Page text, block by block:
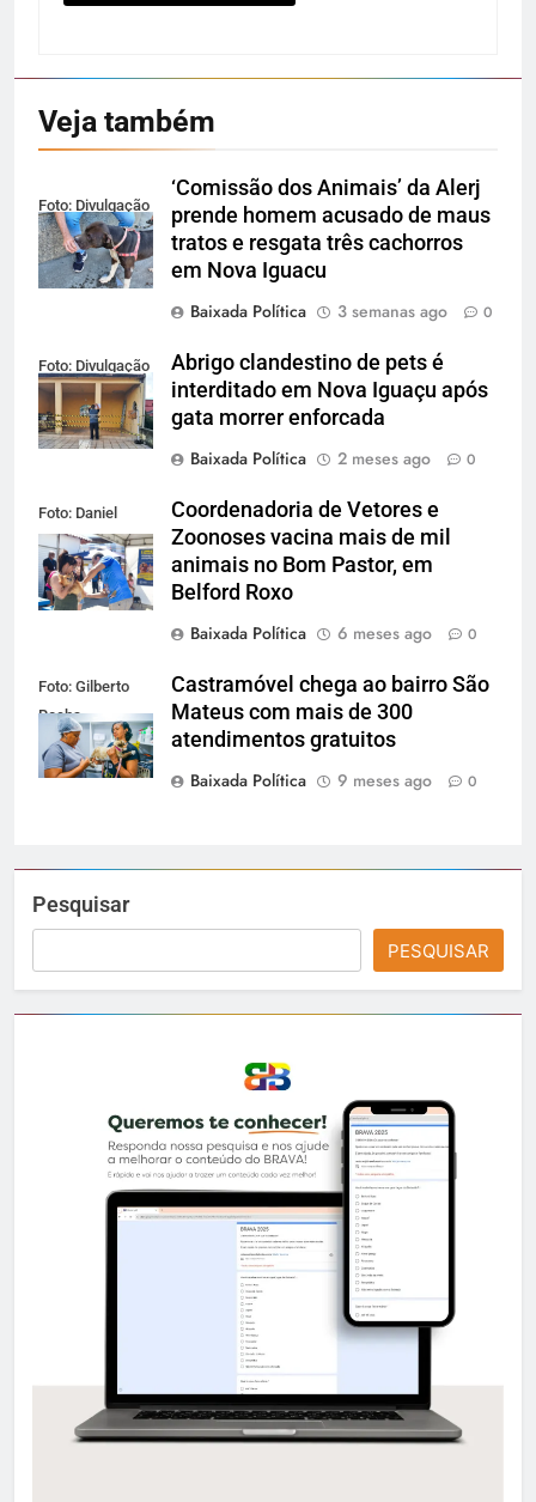
Veja também
Foto: Divulgação
‘Comissão dos Animais’ da Alerj
prende homem acusado de maus
tratos e resgata três cachorros
em Nova Iguacu
Baixada Política
3 semanas ago 0
Foto: Divulgação
Abrigo clandestino de pets é
interditado em Nova Iguaçu após
gata morrer enforcada
Baixada Política
2 meses ago 0
Foto: Daniel
Santos
Coordenadoria de Vetores e
Zoonoses vacina mais de mil
animais no Bom Pastor, em
Belford Roxo
Baixada Política
6 meses ago 0
Foto: Gilberto
Rocha
Castramóvel chega ao bairro São
Mateus com mais de 300
atendimentos gratuitos
Baixada Política
9 meses ago 0
Pesquisar
PESQUISAR